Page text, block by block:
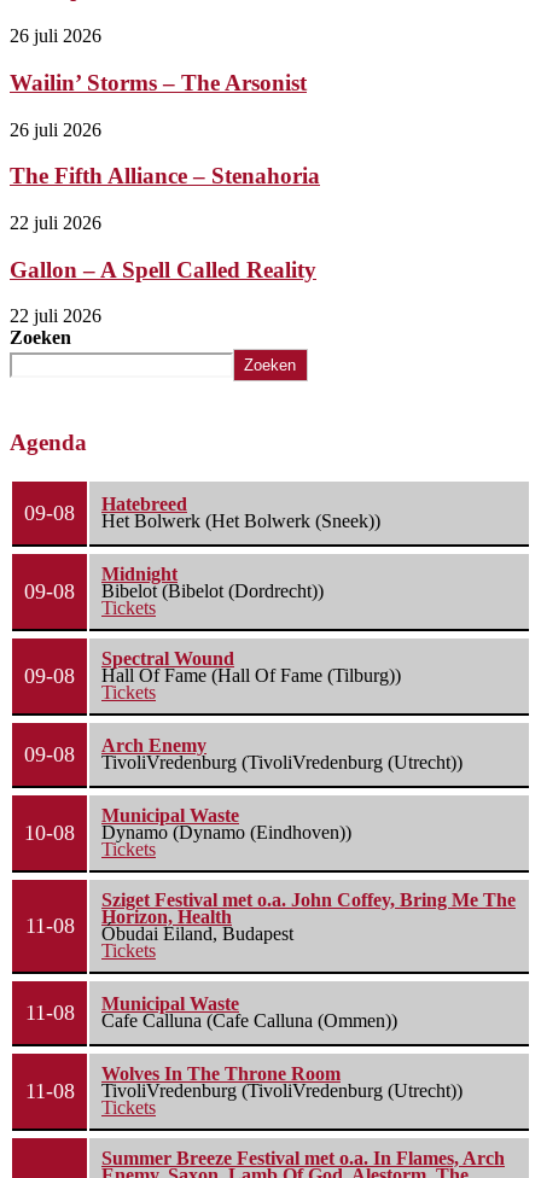
26 juli 2026
Wailin’ Storms – The Arsonist
26 juli 2026
The Fifth Alliance – Stenahoria
22 juli 2026
Gallon – A Spell Called Reality
22 juli 2026
Zoeken
Zoeken
Agenda
09-08
Hatebreed
Het Bolwerk (Het Bolwerk (Sneek))
09-08
Midnight
Bibelot (Bibelot (Dordrecht))
Tickets
09-08
Spectral Wound
Hall Of Fame (Hall Of Fame (Tilburg))
Tickets
09-08
Arch Enemy
TivoliVredenburg (TivoliVredenburg (Utrecht))
10-08
Municipal Waste
Dynamo (Dynamo (Eindhoven))
Tickets
11-08
Sziget Festival met o.a. John Coffey, Bring Me The
Horizon, Health
Óbudai Eiland, Budapest
Tickets
11-08
Municipal Waste
Cafe Calluna (Cafe Calluna (Ommen))
11-08
Wolves In The Throne Room
TivoliVredenburg (TivoliVredenburg (Utrecht))
Tickets
Summer Breeze Festival met o.a. In Flames, Arch